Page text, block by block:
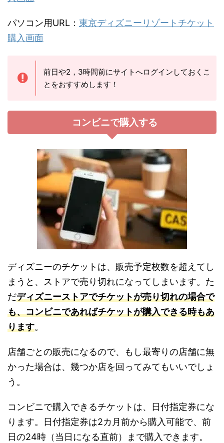
パソコン用URL： 東京ディズニーリゾートチケット
購入画面
前日や2，3時間前にサイトへログインしておくこ
とをおすすめします！
コンビニで購入する
ディズニーのチケットは、販売予定枚数を超えてし
まうと、ストアで売り切れになってしまいます。た
だディズニーストアでチケットが売り切れの場合で
も、コンビニであればチケットが購入できる時もあ
ります。
店舗ごとの販売になるので、もし最寄りの店舗に無
かった場合は、幾つか店を回ってみてもいいでしょ
う。
コンビニで購入できるチケットは、日付指定券にな
ります。日付指定券は2カ月前から購入可能で、前
日の24時（当日になる直前）まで購入できます。